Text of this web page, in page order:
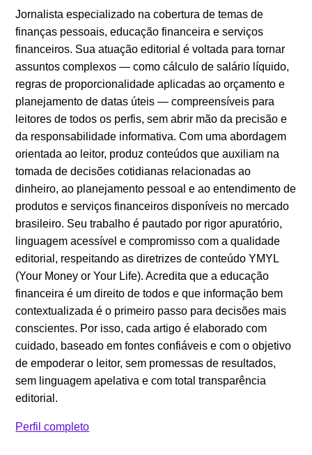
Jornalista especializado na cobertura de temas de
finanças pessoais, educação financeira e serviços
financeiros. Sua atuação editorial é voltada para tornar
assuntos complexos — como cálculo de salário líquido,
regras de proporcionalidade aplicadas ao orçamento e
planejamento de datas úteis — compreensíveis para
leitores de todos os perfis, sem abrir mão da precisão e
da responsabilidade informativa. Com uma abordagem
orientada ao leitor, produz conteúdos que auxiliam na
tomada de decisões cotidianas relacionadas ao
dinheiro, ao planejamento pessoal e ao entendimento de
produtos e serviços financeiros disponíveis no mercado
brasileiro. Seu trabalho é pautado por rigor apuratório,
linguagem acessível e compromisso com a qualidade
editorial, respeitando as diretrizes de conteúdo YMYL
(Your Money or Your Life). Acredita que a educação
financeira é um direito de todos e que informação bem
contextualizada é o primeiro passo para decisões mais
conscientes. Por isso, cada artigo é elaborado com
cuidado, baseado em fontes confiáveis e com o objetivo
de empoderar o leitor, sem promessas de resultados,
sem linguagem apelativa e com total transparência
editorial.
Perfil completo